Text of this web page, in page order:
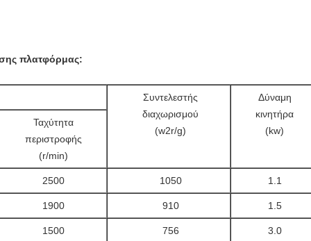
πλατφόρμας:
Συντελεστής
διαχωρισμού
(w2r/g)
Δύναμη
κινητήρα
(kw)
Ταχύτητα
περιστροφής
(r/min)
2500 1050 1.1
1900 910 1.5
1500 756 3.0